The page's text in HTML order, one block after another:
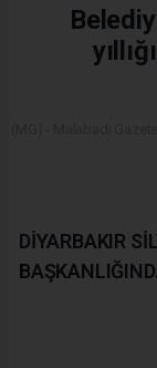
DİYARBAKIR